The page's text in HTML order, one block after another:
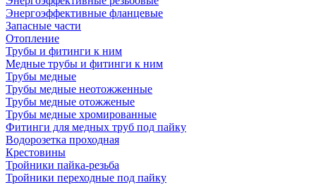
Энергоэффективные фланцевые
Запасные части
Отопление
Трубы и фитинги к ним
Медные трубы и фитинги к ним
Трубы медные
Трубы медные неотожженные
Трубы медные отожженые
Трубы медные хромированные
Фитинги для медных труб под пайку
Водорозетка проходная
Крестовины
Тройники пайка-резьба
Тройники переходные под пайку